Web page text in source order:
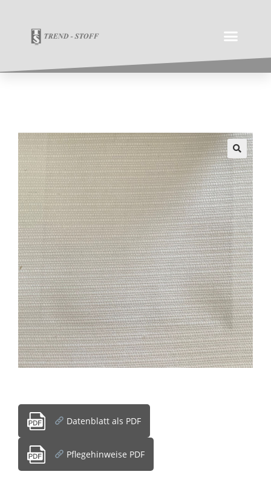
Datenblatt als PDF
Pflegehinweise PDF